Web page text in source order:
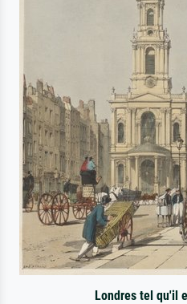
Londres tel qu'il